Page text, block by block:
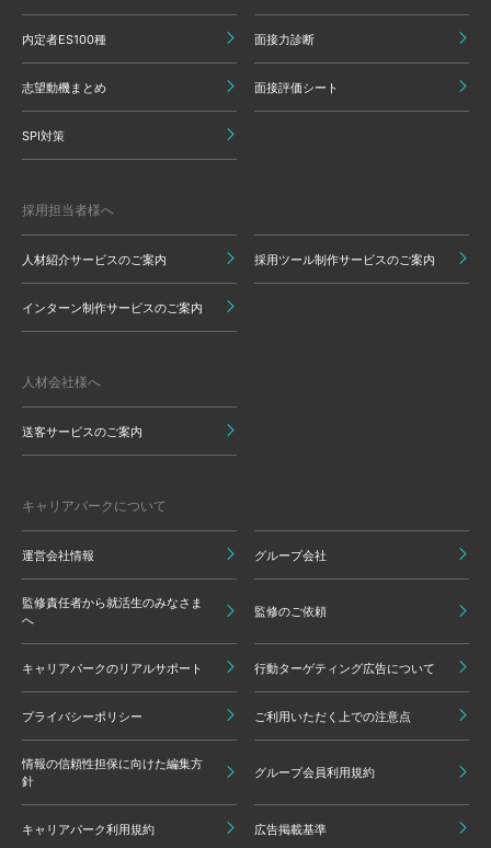
内定者ES100種 面接力診断
志望動機まとめ 面接評価シート
SPI対策
採用担当者様へ
人材紹介サービスのご案内 採用ツール制作サービスのご案内
インターン制作サービスのご案内
人材会社様へ
送客サービスのご案内
キャリアパークについて
運営会社情報 グループ会社
監修責任者から就活生のみなさま
へ
監修のご依頼
キャリアパークのリアルサポート 行動ターゲティング広告について
プライバシーポリシー ご利用いただく上での注意点
情報の信頼性担保に向けた編集方
針
グループ会員利用規約
キャリアパーク利用規約 広告掲載基準